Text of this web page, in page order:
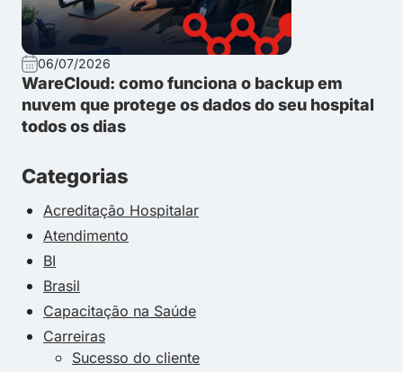
06/07/2026
WareCloud: como funciona o backup em
nuvem que protege os dados do seu hospital
todos os dias
Categorias
Acreditação Hospitalar
Atendimento
BI
Brasil
Capacitação na Saúde
Carreiras
Sucesso do cliente